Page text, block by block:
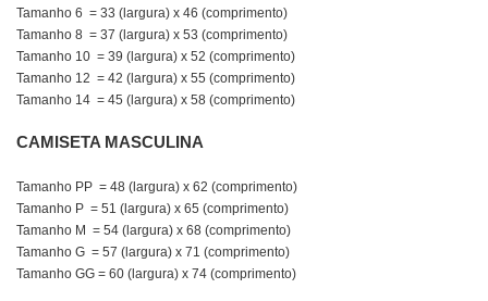
Tamanho 6 = 33 (largura) x 46 (comprimento)
Tamanho 8 = 37 (largura) x 53 (comprimento)
Tamanho 10 = 39 (largura) x 52 (comprimento)
Tamanho 12 = 42 (largura) x 55 (comprimento)
Tamanho 14 = 45 (largura) x 58 (comprimento)
CAMISETA MASCULINA
Tamanho PP = 48 (largura) x 62 (comprimento)
Tamanho P = 51 (largura) x 65 (comprimento)
Tamanho M = 54 (largura) x 68 (comprimento)
Tamanho G = 57 (largura) x 71 (comprimento)
Tamanho GG = 60 (largura) x 74 (comprimento)